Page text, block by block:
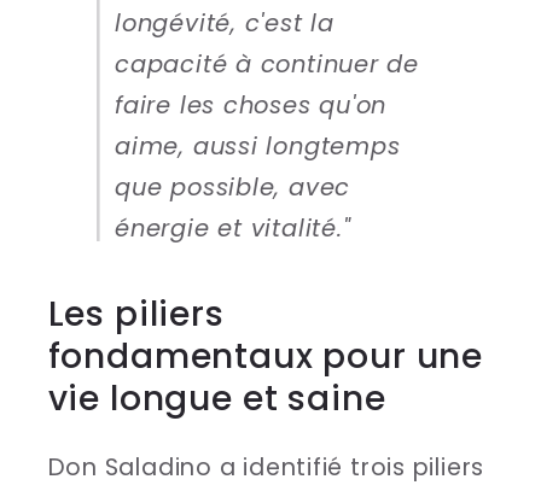
longévité, c'est la
capacité à continuer de
faire les choses qu'on
aime, aussi longtemps
que possible, avec
énergie et vitalité."
Les piliers
fondamentaux pour une
vie longue et saine
Don Saladino a identifié trois piliers